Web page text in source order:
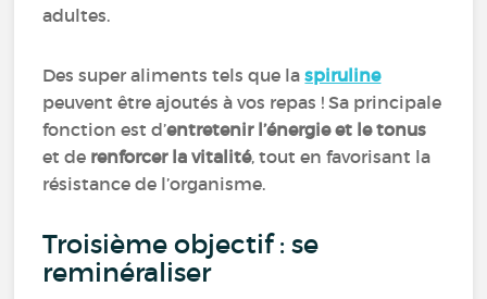
adultes.
Des super aliments tels que la spiruline
peuvent être ajoutés à vos repas ! Sa principale
fonction est d’entretenir l’énergie et le tonus
et de renforcer la vitalité, tout en favorisant la
résistance de l’organisme.
Troisième objectif : se
reminéraliser